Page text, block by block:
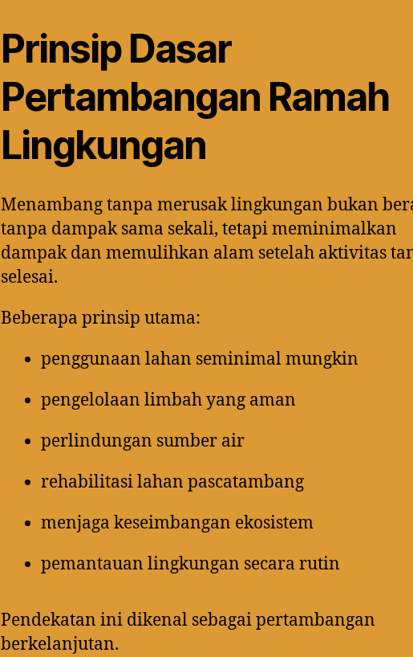
Prinsip Dasar
Pertambangan Ramah
Lingkungan
Menambang tanpa merusak lingkungan bukan
tanpa dampak sama sekali, tetapi meminimalkan
dampak dan memulihkan alam setelah aktivitas
selesai.
Beberapa prinsip utama:
penggunaan lahan seminimal mungkin
pengelolaan limbah yang aman
perlindungan sumber air
rehabilitasi lahan pascatambang
menjaga keseimbangan ekosistem
pemantauan lingkungan secara rutin
Pendekatan ini dikenal sebagai pertambangan
berkelanjutan.